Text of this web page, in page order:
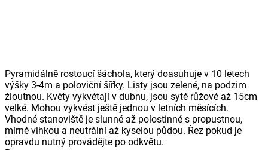
Pyramidálně rostoucí šáchola, který doasuhuje v 10 letech
výšky 3-4m a poloviční šířky. Listy jsou zelené, na podzim
žloutnou. Květy vykvétají v dubnu, jsou sytě růžové až 15cm
velké. Mohou vykvést ještě jednou v letních měsících.
Vhodné stanoviště je slunné až polostinné s propustnou,
mírně vlhkou a neutrální až kyselou půdou. Řez pokud je
opravdu nutný provádějte po odkvětu.